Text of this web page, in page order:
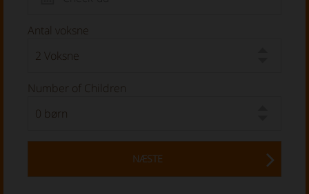
Antal voksne
Number of Children
NÆSTE